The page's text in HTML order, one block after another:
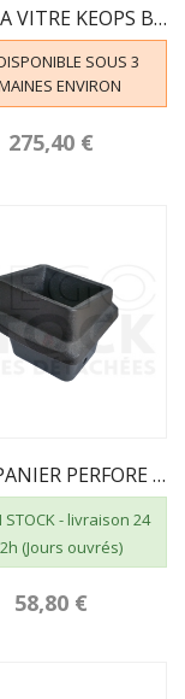
NM315A VITRE KEOPS BLANCHE ECOFOREST
SOUS 3
ENVIRON
275,40 €
67433 PANIER PERFORE FONTE VIGO 2010 MV255A
STOCK - livraison 24
(Jours ouvrés)
58,80 €